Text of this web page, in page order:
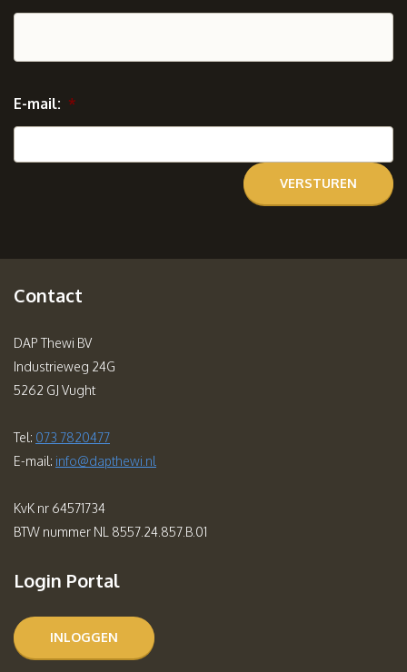
E-mail: *
Contact
DAP Thewi BV
Industrieweg 24G
5262 GJ Vught
Tel: 073 7820477
E-mail: info@dapthewi.nl
KvK nr 64571734
BTW nummer NL 8557.24.857.B.01
Login Portal
INLOGGEN